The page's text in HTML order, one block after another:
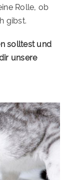
Rolle, ob
gibst.
solltest und
unsere